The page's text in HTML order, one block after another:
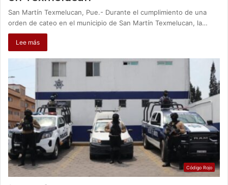
San Martín Texmelucan, Pue.- Durante el cumplimiento de una
orden de cateo en el municipio de San Martín Texmelucan, la…
Lee más
Código Rojo